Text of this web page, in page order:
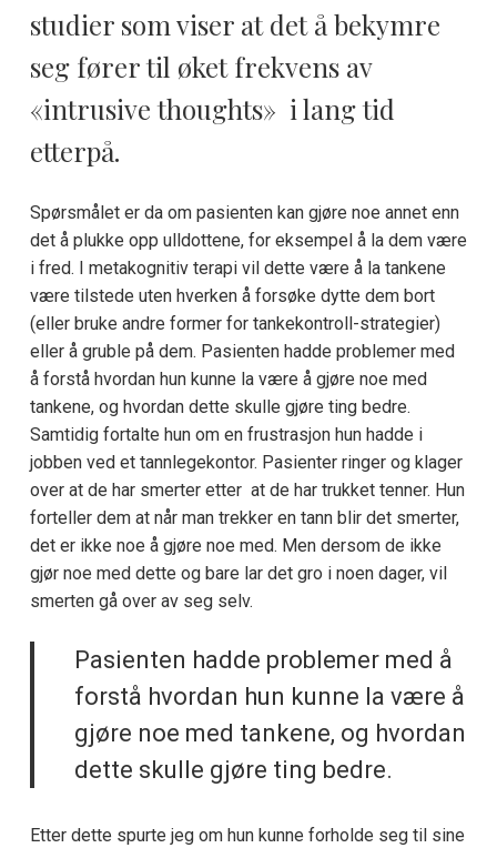
studier som viser at det å bekymre
seg fører til øket frekvens av
«intrusive thoughts» i lang tid
etterpå.
Spørsmålet er da om pasienten kan gjøre noe annet enn
det å plukke opp ulldottene, for eksempel å la dem være
i fred. I metakognitiv terapi vil dette være å la tankene
være tilstede uten hverken å forsøke dytte dem bort
(eller bruke andre former for tankekontroll-strategier)
eller å gruble på dem. Pasienten hadde problemer med
å forstå hvordan hun kunne la være å gjøre noe med
tankene, og hvordan dette skulle gjøre ting bedre.
Samtidig fortalte hun om en frustrasjon hun hadde i
jobben ved et tannlegekontor. Pasienter ringer og klager
over at de har smerter etter at de har trukket tenner. Hun
forteller dem at når man trekker en tann blir det smerter,
det er ikke noe å gjøre noe med. Men dersom de ikke
gjør noe med dette og bare lar det gro i noen dager, vil
smerten gå over av seg selv.
Pasienten hadde problemer med å
forstå hvordan hun kunne la være å
gjøre noe med tankene, og hvordan
dette skulle gjøre ting bedre.
Etter dette spurte jeg om hun kunne forholde seg til sine